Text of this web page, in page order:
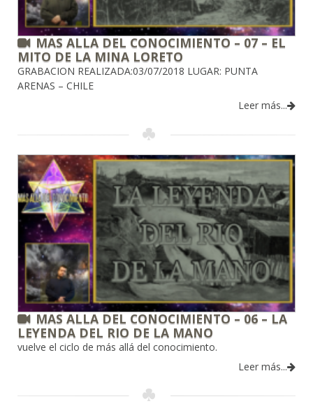
MAS ALLA DEL CONOCIMIENTO – 07 – EL
MITO DE LA MINA LORETO
GRABACION REALIZADA:03/07/2018 LUGAR: PUNTA
ARENAS – CHILE
Leer más...
MAS ALLA DEL CONOCIMIENTO – 06 – LA
LEYENDA DEL RIO DE LA MANO
vuelve el ciclo de más allá del conocimiento.
Leer más...